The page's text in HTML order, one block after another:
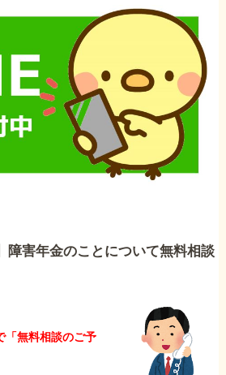
障害年金のことについて無料相談
「無料相談のご予